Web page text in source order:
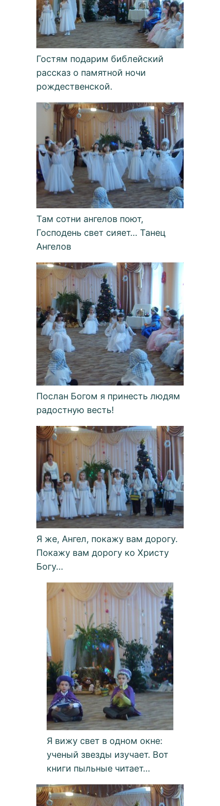
Гостям подарим библейский
рассказ о памятной ночи
рождественской.
Там сотни ангелов поют,
Господень свет сияет… Танец
Ангелов
Послан Богом я принесть людям
радостную весть!
Я же, Ангел, покажу вам дорогу.
Покажу вам дорогу ко Христу
Богу…
Я вижу свет в одном окне:
ученый звезды изучает. Вот
книги пыльные читает…